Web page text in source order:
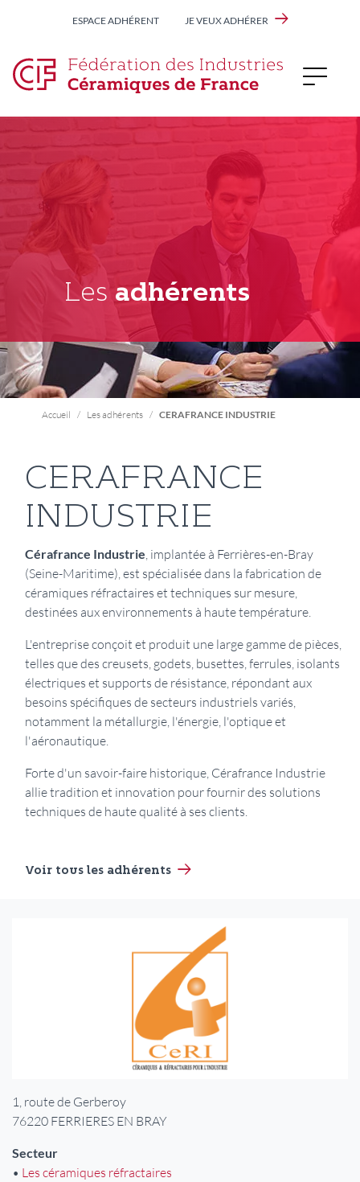
contenu
principal
ESPACE ADHÉRENT JE VEUX ADHÉRER
Lesadhérents
Accueil Les adhérents CERAFRANCE INDUSTRIE
CERAFRANCE
INDUSTRIE
Présentation
Cérafrance Industrie, implantée à Ferrières-en-Bray
(Seine-Maritime), est spécialisée dans la fabrication de
céramiques réfractaires et techniques sur mesure,
destinées aux environnements à haute température.
L'entreprise conçoit et produit une large gamme de pièces,
telles que des creusets, godets, busettes, ferrules, isolants
électriques et supports de résistance, répondant aux
besoins spécifiques de secteurs industriels variés,
notamment la métallurgie, l'énergie, l'optique et
l'aéronautique.
Forte d'un savoir-faire historique, Cérafrance Industrie
allie tradition et innovation pour fournir des solutions
techniques de haute qualité à ses clients.
Voir tous les adhérents
Logo
Adresse
1, route de Gerberoy
76220 FERRIERES EN BRAY
Secteur
• Les céramiques réfractaires